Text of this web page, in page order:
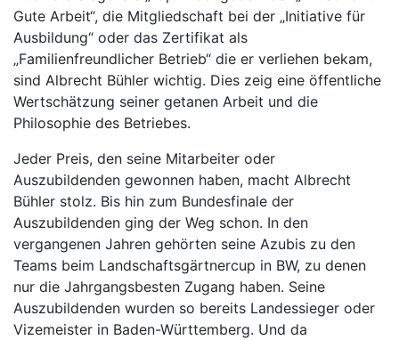
Gute Arbeit“, die Mitgliedschaft bei der „Initiative für
Ausbildung“ oder das Zertifikat als
„Familienfreundlicher Betrieb“ die er verliehen bekam,
sind Albrecht Bühler wichtig. Dies zeig eine öffentliche
Wertschätzung seiner getanen Arbeit und die
Philosophie des Betriebes.
Jeder Preis, den seine Mitarbeiter oder
Auszubildenden gewonnen haben, macht Albrecht
Bühler stolz. Bis hin zum Bundesfinale der
Auszubildenden ging der Weg schon. In den
vergangenen Jahren gehörten seine Azubis zu den
Teams beim Landschaftsgärtnercup in BW, zu denen
nur die Jahrgangsbesten Zugang haben. Seine
Auszubildenden wurden so bereits Landessieger oder
Vizemeister in Baden-Württemberg. Und da